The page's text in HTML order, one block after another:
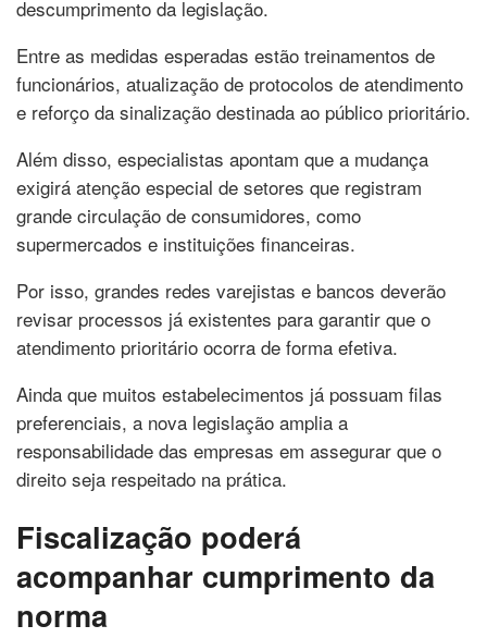
descumprimento da legislação.
Entre as medidas esperadas estão treinamentos de
funcionários, atualização de protocolos de atendimento
e reforço da sinalização destinada ao público prioritário.
Além disso, especialistas apontam que a mudança
exigirá atenção especial de setores que registram
grande circulação de consumidores, como
supermercados e instituições financeiras.
Por isso, grandes redes varejistas e bancos deverão
revisar processos já existentes para garantir que o
atendimento prioritário ocorra de forma efetiva.
Ainda que muitos estabelecimentos já possuam filas
preferenciais, a nova legislação amplia a
responsabilidade das empresas em assegurar que o
direito seja respeitado na prática.
Fiscalização poderá
acompanhar cumprimento da
norma